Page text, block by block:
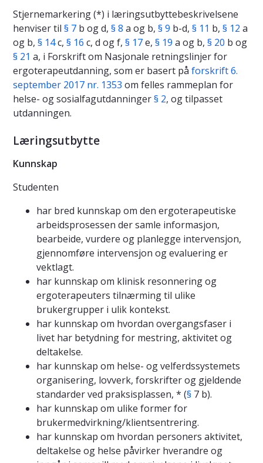
Stjernemarkering (*) i læringsutbyttebeskrivelsene
henviser til § 7 b og d, § 8 a og b, § 9 b-d, § 11 b, § 12 a
og b, § 14c, § 16 c, d og f, § 17e, § 19 a og b, § 20 b og
§ 21 a, i Forskrift om Nasjonale retningslinjer for
ergoterapeutdanning, som er basert på forskrift 6.
september 2017 nr. 1353 om felles rammeplan for
helse- og sosialfagutdanninger§ 2, og tilpasset
utdanningen.
Læringsutbytte
Kunnskap
Studenten
har bred kunnskap om den ergoterapeutiske
arbeidsprosessen der samle informasjon,
bearbeide, vurdere og planlegge intervensjon,
gjennomføre intervensjon og evaluering er
vektlagt.
har kunnskap om klinisk resonnering og
ergoterapeuters tilnærming til ulike
brukergrupper i ulik kontekst.
har kunnskap om hvordan overgangsfaser i
livet har betydning for mestring, aktivitet og
deltakelse.
har kunnskap om helse- og velferdssystemets
organisering, lovverk, forskrifter og gjeldende
standarder ved praksisplassen, * (§ 7 b).
har kunnskap om ulike former for
brukermedvirkning/klientsentrering.
har kunnskap om hvordan personers aktivitet,
deltakelse og helse påvirker hverandre og